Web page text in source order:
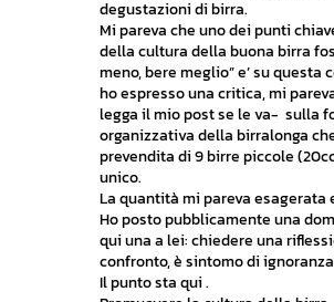
degustazioni di birra.
Mi pareva che uno dei punti
della cultura della buona birra
meno, bere meglio” e’ su questa
ho espresso una critica, mi
legga il mio post se le va- sulla
organizzativa della birralonga
prevendita di 9 birre piccole
unico.
La quantità mi pareva esagerata
Ho posto pubblicamente una
qui una a lei: chiedere una
confronto, è sintomo di
Il punto sta qui .